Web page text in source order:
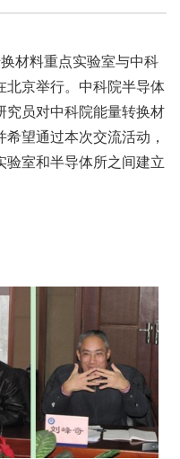
材料重点实验室与中科
北京举行。中科院半导体
究员对中科院能量转换材
望通过本次交流活动，
验室和半导体所之间建立